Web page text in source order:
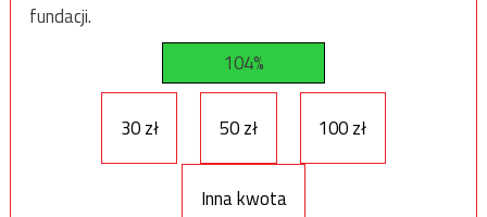
fundacji.
104%
30 zł 50 zł 100 zł
Inna kwota